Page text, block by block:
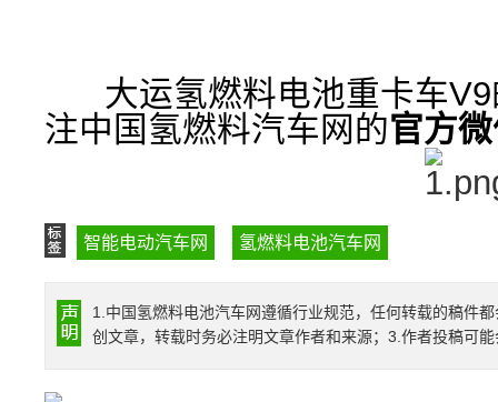
大运氢燃料电池重卡车V9
注中国氢燃料汽车网的官方
智能电动汽车网 氢燃料电池汽车网
1.中国氢燃料电池汽车网遵循行业规范，任何转载的稿件
创文章，转载时务必注明文章作者和来源；3.作者投稿可